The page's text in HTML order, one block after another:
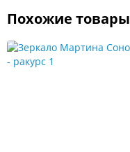
Похожие товары